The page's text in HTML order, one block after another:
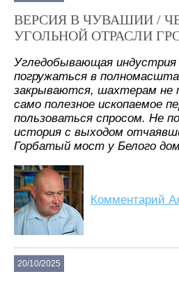
ВЕРСИЯ В ЧУВАШИИ /
УГОЛЬНОЙ ОТРАСЛИ
Угледобывающая
погружаться в
закрываются, шахтерам не
само полезное ископаемое
пользоваться спросом. Не
история с выходом
Горбатый мост у Белого
Комментарий
20/10/2025